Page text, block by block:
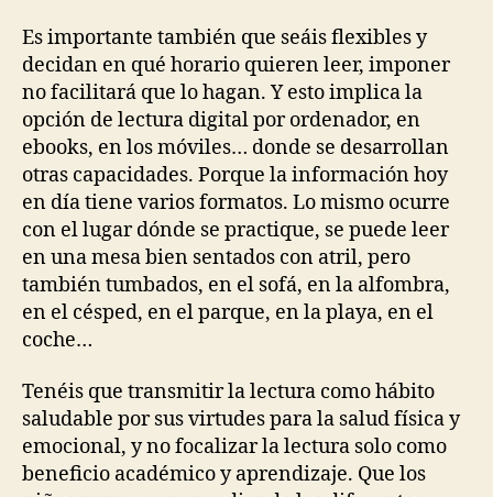
Es importante también que seáis flexibles y
decidan en qué horario quieren leer, imponer
no facilitará que lo hagan. Y esto implica la
opción de lectura digital por ordenador, en
ebooks, en los móviles… donde se desarrollan
otras capacidades. Porque la información hoy
en día tiene varios formatos. Lo mismo ocurre
con el lugar dónde se practique, se puede leer
en una mesa bien sentados con atril, pero
también tumbados, en el sofá, en la alfombra,
en el césped, en el parque, en la playa, en el
coche…
Tenéis que transmitir la lectura como hábito
saludable por sus virtudes para la salud física y
emocional, y no focalizar la lectura solo como
beneficio académico y aprendizaje. Que los